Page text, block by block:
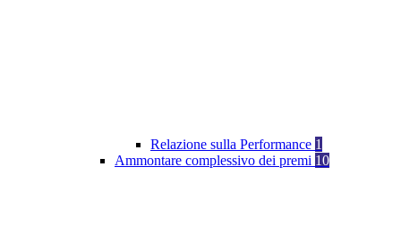
Relazione sulla Performance 1
Ammontare complessivo dei premi 10